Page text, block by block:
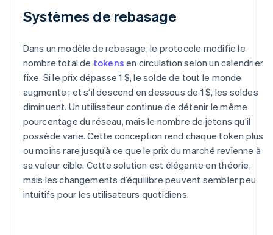
Systèmes de rebasage
Dans un modèle de rebasage, le protocole modifie le
nombre total de tokens en circulation selon un calendrier
fixe. Si le prix dépasse 1 $, le solde de tout le monde
augmente ; et s’il descend en dessous de 1 $, les soldes
diminuent. Un utilisateur continue de détenir le même
pourcentage du réseau, mais le nombre de jetons qu’il
possède varie. Cette conception rend chaque token plus
ou moins rare jusqu’à ce que le prix du marché revienne à
sa valeur cible. Cette solution est élégante en théorie,
mais les changements d’équilibre peuvent sembler peu
intuitifs pour les utilisateurs quotidiens.